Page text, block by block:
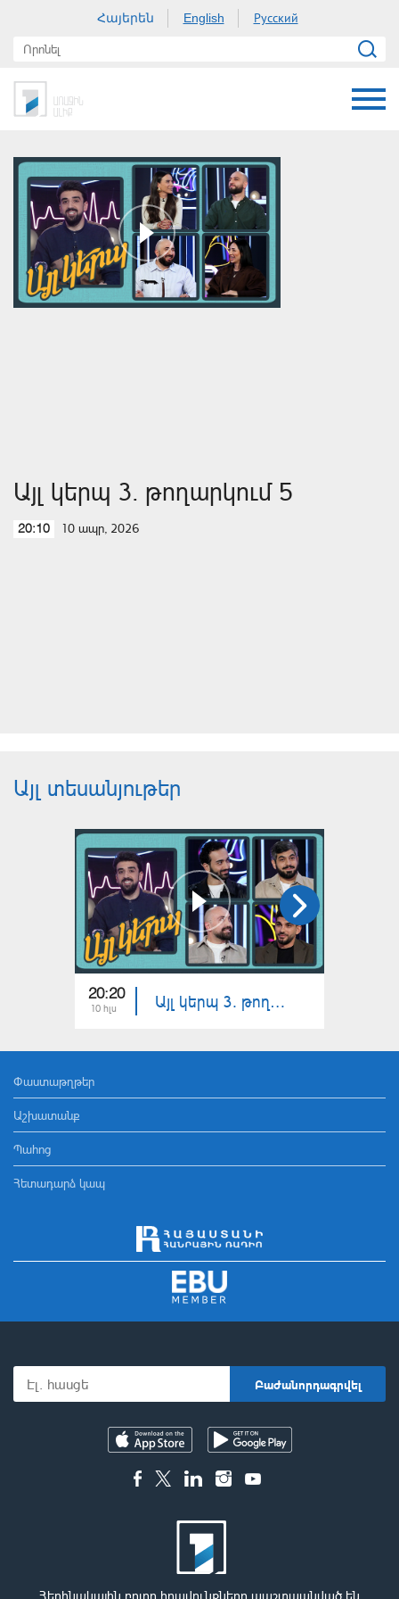
Հայերեն English Русский
Այլ կերպ 3. թողարկում 5
20:10 10 ապր, 2026
Այլ տեսանյութեր
20:20
10 հլս Այլ կերպ 3. թողարկում 15
Փաստաթղթեր
Աշխատանք
Պահոց
Հետադարձ կապ
Հեղինակային բոլոր իրավունքները պաշտպանված են